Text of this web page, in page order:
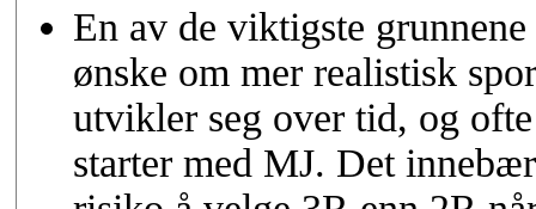
En av de viktigste
ønske om mer realistisk
utvikler seg over tid, og
starter med MJ. Det